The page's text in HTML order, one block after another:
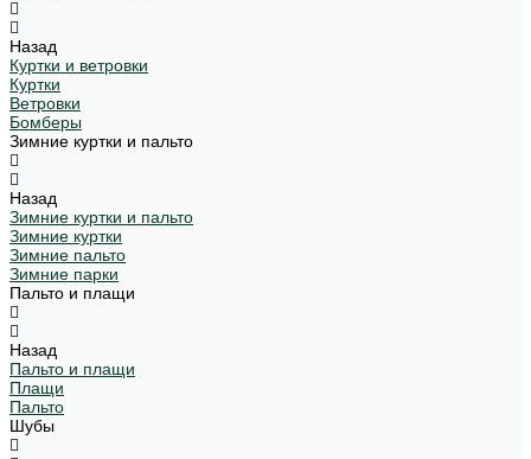
Назад
Куртки и ветровки
Куртки
Ветровки
Бомберы
Зимние куртки и пальто
Назад
Зимние куртки и пальто
Зимние куртки
Зимние пальто
Зимние парки
Пальто и плащи
Назад
Пальто и плащи
Плащи
Пальто
Шубы